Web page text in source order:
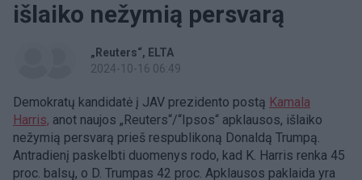
išlaiko nežymią persvarą
„Reuters“
ELTA
2024-10-16 06:49
Demokratų kandidatė į JAV prezidento postą Kamala
Harris, anot naujos „Reuters“/“Ipsos“ apklausos, išlaiko
nežymią persvarą prieš respublikoną Donaldą Trumpą.
Antradienį paskelbti duomenys rodo, kad K. Harris renka 45
proc. balsų, o D. Trumpas 42 proc. Apklausos paklaida yra